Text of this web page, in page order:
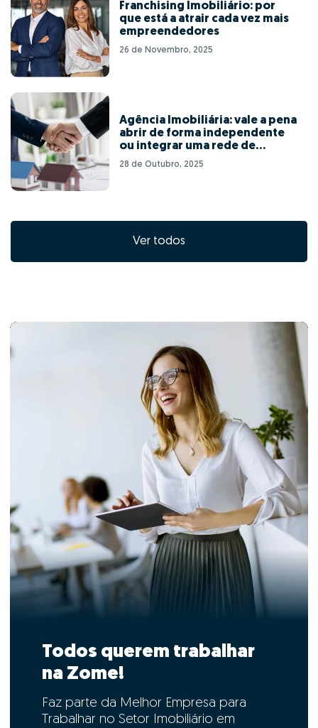
Franchising Imobiliário: por
que está a atrair cada vez mais
empreendedores
26 de Novembro, 2025
Agência Imobiliária: vale a pena
abrir de forma independente
ou integrar uma rede de
franchising?
28 de Outubro, 2025
Ver todos
Todos querem trabalhar
na Zome!
Faz parte da Melhor Empresa para
Trabalhar no Setor Imobiliário em